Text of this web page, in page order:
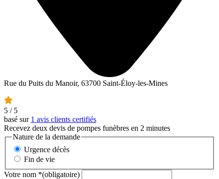
Rue du Puits du Manoir, 63700 Saint-Éloy-les-Mines
5 / 5
basé sur 1 avis clients certifiés
Recevez deux devis de pompes funèbres en 2 minutes
Nature de la demande
Urgence décès
Fin de vie
Votre nom *(obligatoire)